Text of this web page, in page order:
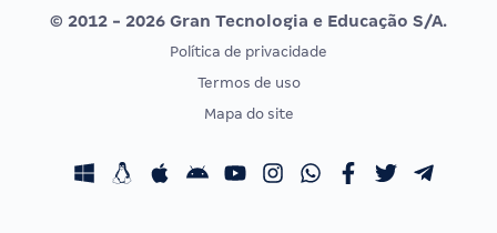
Vunesp
CONCURSOS POR PROFISSÃO
Concursos Fiscais
EXAME DE ORDEM
Calendário OAB
© 2012 - 2026 Gran Tecnologia e Educação S/A.
Política de privacidade
Termos de uso
Mapa do site